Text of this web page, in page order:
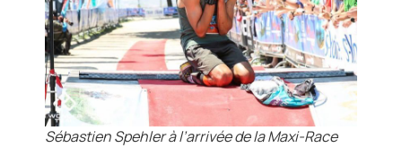
Sébastien Spehler à l’arrivée de la Maxi-Race